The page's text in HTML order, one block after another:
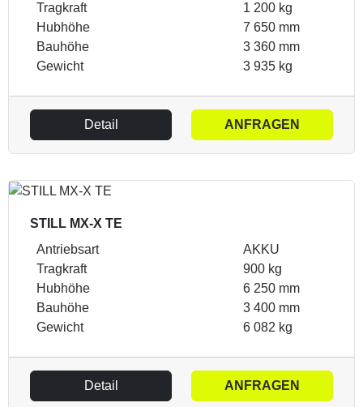
Tragkraft
1 200 kg
Hubhöhe
7 650 mm
Bauhöhe
3 360 mm
Gewicht
3 935 kg
Detail ANFRAGEN
STILL MX-X TE
Antriebsart
AKKU
Tragkraft
900 kg
Hubhöhe
6 250 mm
Bauhöhe
3 400 mm
Gewicht
6 082 kg
Detail ANFRAGEN